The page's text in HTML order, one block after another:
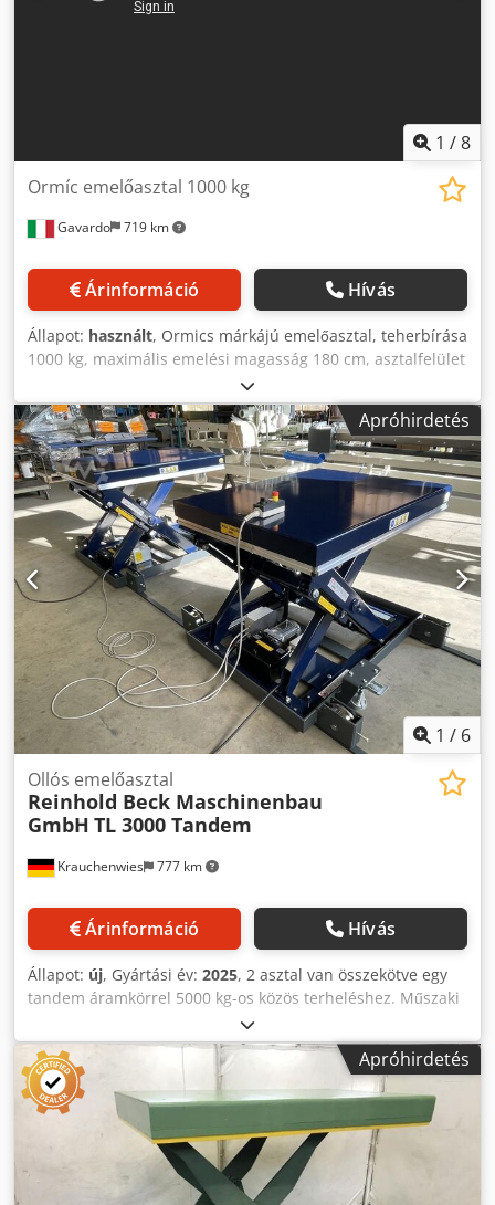
1 /8
Gavardo 719 km
Ormíc emelőasztal 1000 kg
Árinformáció Hívás
Állapot: használt, Ormics márkájú emelőasztal, teherbírása
1000 kg, maximális emelési magasság 180 cm, asztalfelület
mérete: 275x103 cm, teljes méret: 275x103x38 (ma) cm,
tömeg: 700 kg. Djdpfxsy D Du Ts Ad Seck
Apróhirdetés
1 / 6
Krauchenwies 777 km
Ollós emelőasztal
Reinhold Beck Maschinenbau
GmbH TL 3000 Tandem
Árinformáció Hívás
Állapot: új, Gyártási év: 2025, 2 asztal van összekötve egy
tandem áramkörrel 5000 kg-os közös terheléshez. Műszaki
leírás a következő főbb adatokkal: Dcsdpfok E Hmtjx Ad Sjk
Teherbírás 3000 kg statikus vonali terhelés hasznos löket
800 mm teljes magasság 240 mm teljes magasság 1040
mm Platform hossza 1300 mm Platform szélessége 1000
mm Anyag sima fémlemez Emelési idő kb. 18 mp. a teljes
hasznos löketnél Leengedési idő terhelésfüggő Elektromos
csatlakozás 3 x 400 V/ 50 Hz + védőföldelés, 16 A CEE
dugóval és 3 méteres kábellel Motor 2,2 kW, 1400
Apróhirdetés